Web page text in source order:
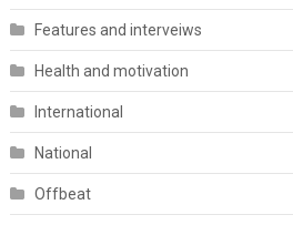
Features and interveiws
Health and motivation
International
National
Offbeat